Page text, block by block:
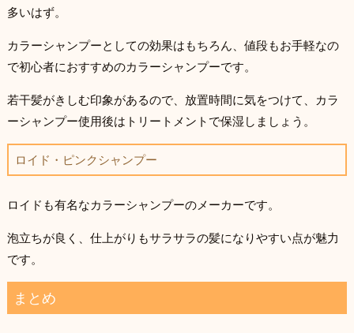
多いはず。
カラーシャンプーとしての効果はもちろん、値段もお手軽なの
で初心者におすすめのカラーシャンプーです。
若干髪がきしむ印象があるので、放置時間に気をつけて、カラ
ーシャンプー使用後はトリートメントで保湿しましょう。
ロイド・ピンクシャンプー
ロイドも有名なカラーシャンプーのメーカーです。
泡立ちが良く、仕上がりもサラサラの髪になりやすい点が魅力
です。
まとめ